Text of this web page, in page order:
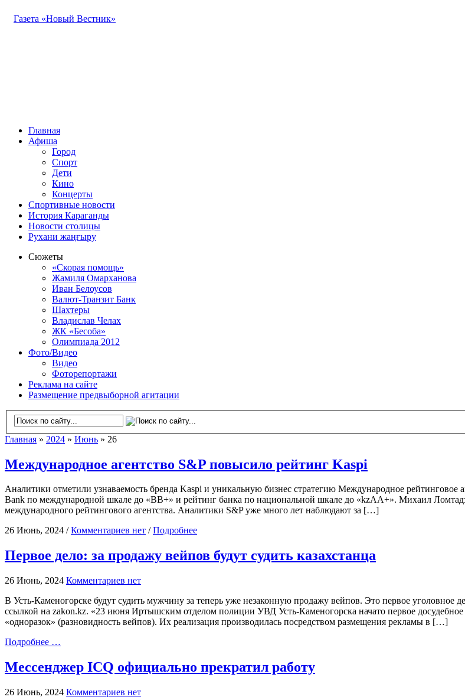
Газета «Новый Вестник»
Главная
Афиша
Город
Спорт
Дети
Кино
Концерты
Спортивные новости
История Караганды
Новости столицы
Рухани жаңғыру
Сюжеты
«Скорая помощь»
Жамиля Омарханова
Иван Белоусов
Валют-Транзит Банк
Шахтеры
Владислав Челах
ЖК «Бесоба»
Олимпиада 2012
Фото/Видео
Видео
Фоторепортажи
Реклама на сайте
Размещение предвыборной агитации
Главная » 2024 » Июнь » 26
Международное агентство S&P повысило рейтинг Kaspi
Аналитики отметили узнаваемость бренда Kaspi и уникальную бизнес стратегию Международное
Вank по международной шкале до «ВВ+» и рейтинг банка по национальной шкале до «kzAА+». Михаил
международного рейтингового агентства. Аналитики S&P уже много лет наблюдают за […]
26 Июнь, 2024 /Комментариев нет /Подробнее
Первое дело: за продажу вейпов будут судить казахстанца
26 Июнь, 2024 Комментариев нет
В Усть-Каменогорске будут судить мужчину за теперь уже незаконную продажу вейпов. Это первое уголовное
ссылкой на zakon.kz. «23 июня Иртышским отделом полиции УВД Усть-Каменогорска начато первое досудебное
«одноразок» (разновидность вейпов). Их реализация производилась посредством размещения рекламы в […]
Подробнее …
Мессенджер ICQ официально прекратил работу
26 Июнь, 2024 Комментариев нет